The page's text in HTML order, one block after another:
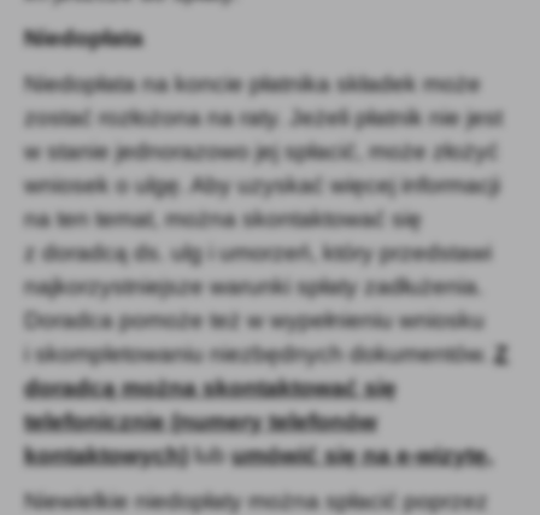
Niedopłata
Niedopłata na koncie płatnika składek może
zostać rozłożona na raty. Jeżeli płatnik nie jest
w stanie jednorazowo jej spłacić, może złożyć
wniosek o ulgę. Aby uzyskać więcej informacji
na ten temat, można skontaktować się
z doradcą ds. ulg i umorzeń, który przedstawi
najkorzystniejsze warunki spłaty zadłużenia.
Doradca pomoże też w wypełnieniu wniosku
i skompletowaniu niezbędnych dokumentów. Z
doradcą można skontaktować się
telefonicznie (numery telefonów
kontaktowych)lubumówić się na e-wizytę.
Niewielkie niedopłaty można spłacić poprzez